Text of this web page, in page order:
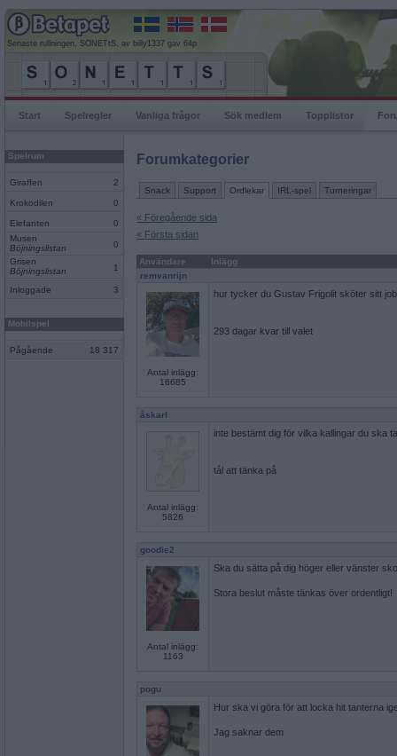
Senaste rullningen, SONETtS, av billy1337 gav 64p
Start Spelregler Vanliga frågor Sök medlem Topplistor
Spelrum
Giraffen 2
Krokodilen 0
Elefanten
0
Musen
Böjningslistan
0
Grisen
Böjningslistan
1
Inloggade 3
Mobilspel
Pågående 18 317
Forumkategorier
Snack Support Ordlekar IRL-spel Turneringar
« Föregående sida
« Första sidan
Användare
Inlägg
remvanrijn
Antal inlägg:
16685
hur tycker du Gustav Frigolit sköter sitt
293 dagar kvar till valet
åskarl
Antal inlägg:
5826
inte bestämt dig för vilka kallingar du ska
tål att tänka på
goodie2
Antal inlägg:
1163
Ska du sätta på dig höger eller vänster
Stora beslut måste tänkas över ordentligt!
pogu
Hur ska vi göra för att locka hit tanterna
Jag saknar dem